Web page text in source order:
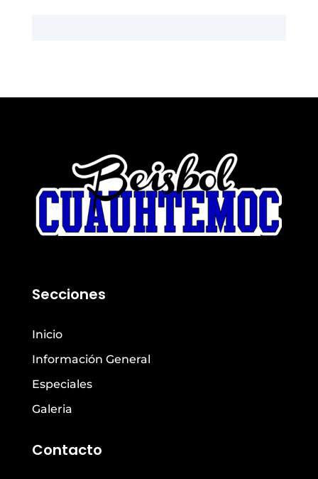
Secciones
Inicio
Información General
Especiales
Galeria
Contacto